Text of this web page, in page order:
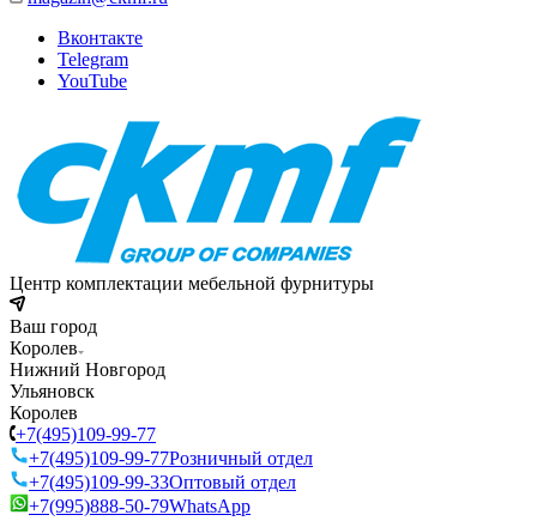
Вконтакте
Telegram
YouTube
Центр комплектации мебельной фурнитуры
Ваш город
Королев
Нижний Новгород
Ульяновск
Королев
+7(495)109-99-77
+7(495)109-99-77Розничный отдел
+7(495)109-99-33Оптовый отдел
+7(995)888-50-79WhatsApp